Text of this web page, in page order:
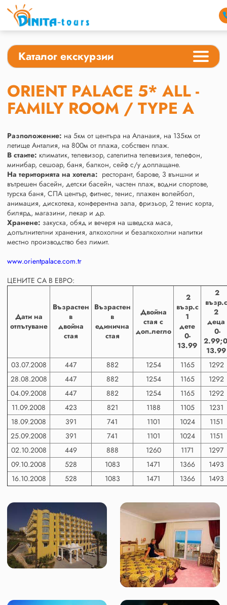
Каталог екскурзии
ORIENT PALACE 5* ALL -
FAMILY ROOM / TYPE A
Разположение: на 5км от центъра на Аланаия, на 135км от
летище Анталия, на 800м от плажа, собствен плаж.
В стаите: климатик, телевизор, сателитна телевизия, телефон,
минибар, сешоар, баня, балкон, сейф с/у доплащане.
На територията на хотела: ресторант, барове, 3 външни и
вътрешен басейн, детски басейн, частен плаж, водни спортове,
турска баня, СПА център, фитнес, тенис, плажен волейбол,
анимация, дискотека, конферентна зала, фризьор, 2 тенис корта,
билярд, магазини, лекар и др.
Хранене: закуска, обяд и вечеря на шведска маса,
допълнителни хранения, алкохолни и безалкохолни напитки
местно производство без лимит.
www.orientpalace.com.tr
ЦЕНИТЕ СА В ЕВРО:
Дати на
отпътуване
Възрастен
в
двойна
стая
Възрастен
в
единична
стая
Двойна
стая с
доп.легло
2
възр.с
1
дете
0-
13.99
2
възр.с
2
деца
0-
13.99
03.07.2008
447 882 1254 1165
1292
28.08.2008
447 882 1254 1165
1292
04.09.2008
447 882 1254 1165
1292
11.09.2008
423 821 1188 1105
1231
18.09.2008
391 741 1101 1024
1151
25.09.2008
391 741 1101 1024
1151
02.10.2008
449 888 1260 1171
1297
09.10.2008
528 1083 1471 1366
1493
16.10.2008
528 1083 1471 1366 1493